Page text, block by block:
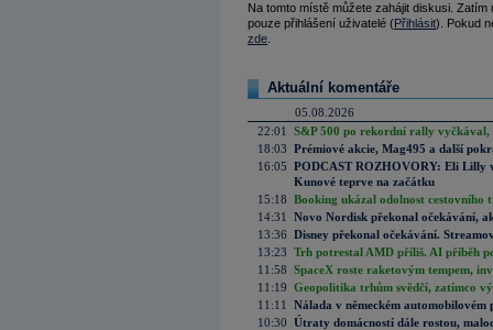
Na tomto místě můžete zahájit diskusi.
pouze přihlášení uživatelé (Přihlásit). Pokud
zde
Aktuální komentáře
05.08.2026
22:01
S&P 500 po rekordní rally vyčkával,
18:03 Prémiové akcie, Mag495 a další
16:05 PODCAST ROZHOVORY: Eli Lilly
Kunové teprve na začátku
15:18 Booking ukázal odolnost cestovního
14:31
Novo Nordisk překonal očekávání,
13:36 Disney překonal očekávání.
13:23 Trh potrestal AMD příliš. AI příběh
11:58 SpaceX roste raketovým tempem,
11:19 Geopolitika trhům svědčí, zatímco
11:11
Nálada v německém automobilovém
10:30 Útraty domácností dále rostou,